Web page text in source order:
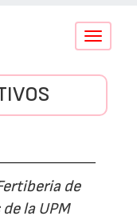
Conmutar
de
la UPM